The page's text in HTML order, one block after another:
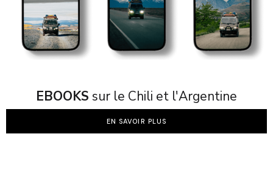
EBOOKS sur le Chili et l'Argentine
EN SAVOIR PLUS